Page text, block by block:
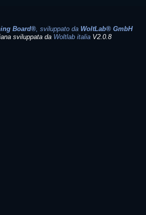
Board®, sviluppato da WoltLab® GmbH
sviluppata da Woltlab italiaV2.0.8